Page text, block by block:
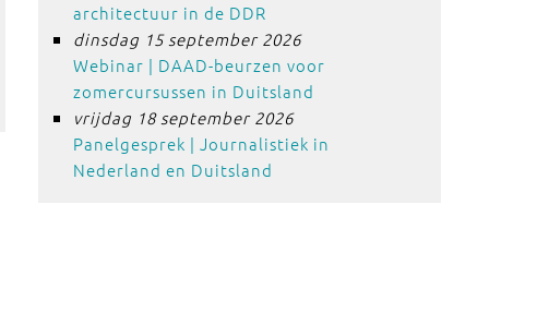
architectuur in de DDR
dinsdag 15 september 2026
Webinar | DAAD-beurzen voor
zomercursussen in Duitsland
vrijdag 18 september 2026
Panelgesprek | Journalistiek in
Nederland en Duitsland